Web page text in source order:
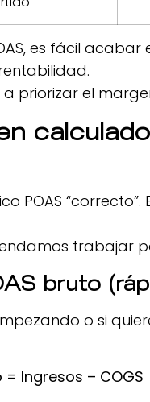
es fácil
a priorizar el
POAS
trabajar
bruto
o si
Ingresos – COGS